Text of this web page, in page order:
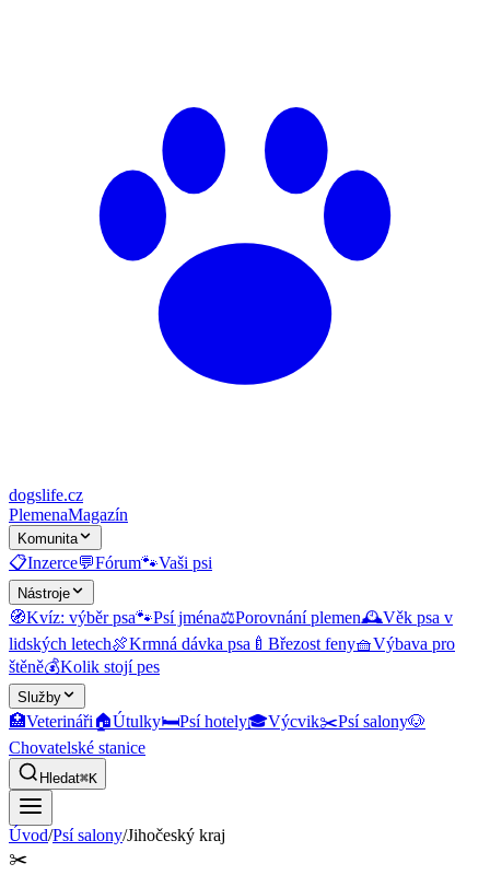
dogslife.cz
PlemenaMagazín
Komunita
📋Inzerce💬Fórum🐾Vaši psi
Nástroje
🧭Kvíz: výběr psa🐾Psí jména⚖️Porovnání plemen🕰️Věk psa v
lidských letech🍖Krmná dávka psa 🍼 Březost feny🧺Výbava pro
štěně💰Kolik stojí pes
Služby
🏥Veterináři🏠Útulky🛏️Psí hotely🎓Výcvik✂️Psí salony🐶
Chovatelské stanice
Hledat⌘K
Úvod/Psí salony/Jihočeský kraj
✂️